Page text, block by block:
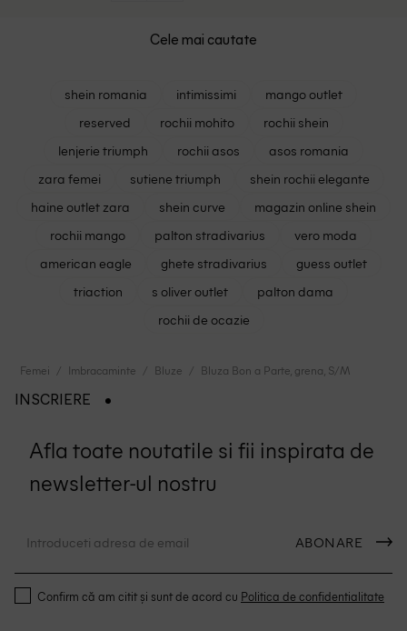
Cele mai cautate
shein romania intimissimi
mango outlet
reserved
rochii mohito
rochii shein
lenjerie triumph
rochii asos
asos romania
zara femei
sutiene triumph
shein rochii elegante
haine outlet zara
shein curve
magazin online shein
rochii mango
palton stradivarius
vero moda
american eagle
ghete stradivarius
guess outlet
triaction
s oliver outlet
palton dama
rochii de ocazie
Femei Imbracaminte Bluze Bluza Bon a Parte, grena, S/M
INSCRIERE
Afla toate noutatile si fii inspirata de
newsletter-ul nostru
ABONARE
Confirm că am citit și sunt de acord cu Politica de confidentialitate